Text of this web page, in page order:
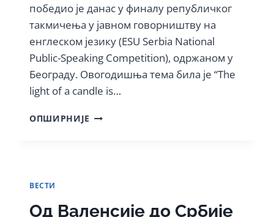
победио је данас у финалу републичког
такмичења у јавном говорништву на
енглеском језику (ESU Serbia National
Public-Speaking Competition), одржаном у
Београду. Овогодишња тема била је “The
light of a candle is…
ОПШИРНИЈЕ УЧЕНИК
У
ВЕСТИ
Од Валенсије до Србије